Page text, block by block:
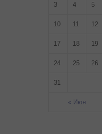
« Июн
3 4 5
10 11 12
17 18 19
24 25 26
31